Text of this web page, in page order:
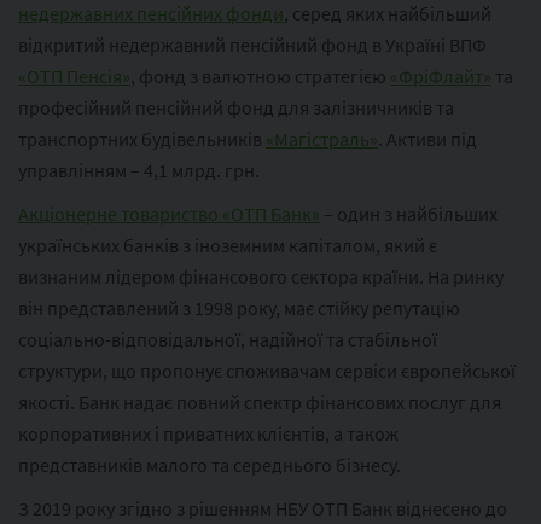
недержавних пенсійних фонди, серед яких найбільший
відкритий недержавний пенсійний фонд в Україні ВПФ
«ОТП Пенсія», фонд з валютною стратегією «ФріФлайт» та
професійний пенсійний фонд для залізничників та
транспортних будівельників «Магістраль» . Активи під
управлінням – 4,1 млрд. грн.
Акціонерне товариство «ОТП Банк» – один з найбільших
українських банків з іноземним капіталом, який є
визнаним лідером фінансового сектора країни. На ринку
він представлений з 1998 року, має стійку репутацію
соціально-відповідальної, надійної та стабільної
структури, що пропонує споживачам сервіси європейської
якості. Банк надає повний спектр фінансових послуг для
корпоративних і приватних клієнтів, а також
представників малого та середнього бізнесу.
З 2019 року згідно з рішенням НБУ ОТП Банк віднесено до